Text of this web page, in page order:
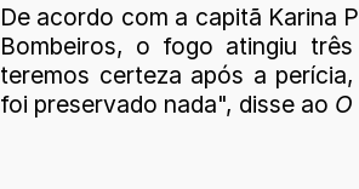
De acordo com a capitã Karina
Bombeiros, o fogo atingiu
teremos certeza após a
foi preservado nada", disse ao